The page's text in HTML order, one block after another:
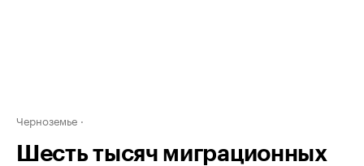
Черноземье
Шесть тысяч миграционных